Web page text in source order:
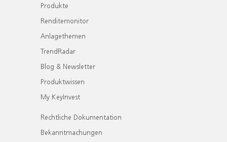
Produkte
Renditemonitor
Anlagethemen
TrendRadar
Blog & Newsletter
Produktwissen
My KeyInvest
Rechtliche Dokumentation
Bekanntmachungen